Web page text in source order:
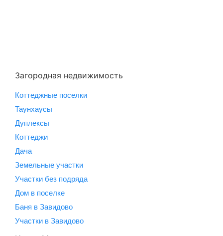
Загородная недвижимость
Коттеджные поселки
Таунхаусы
Дуплексы
Коттеджи
Дача
Земельные участки
Участки без подряда
Дом в поселке
Баня в Завидово
Участки в Завидово